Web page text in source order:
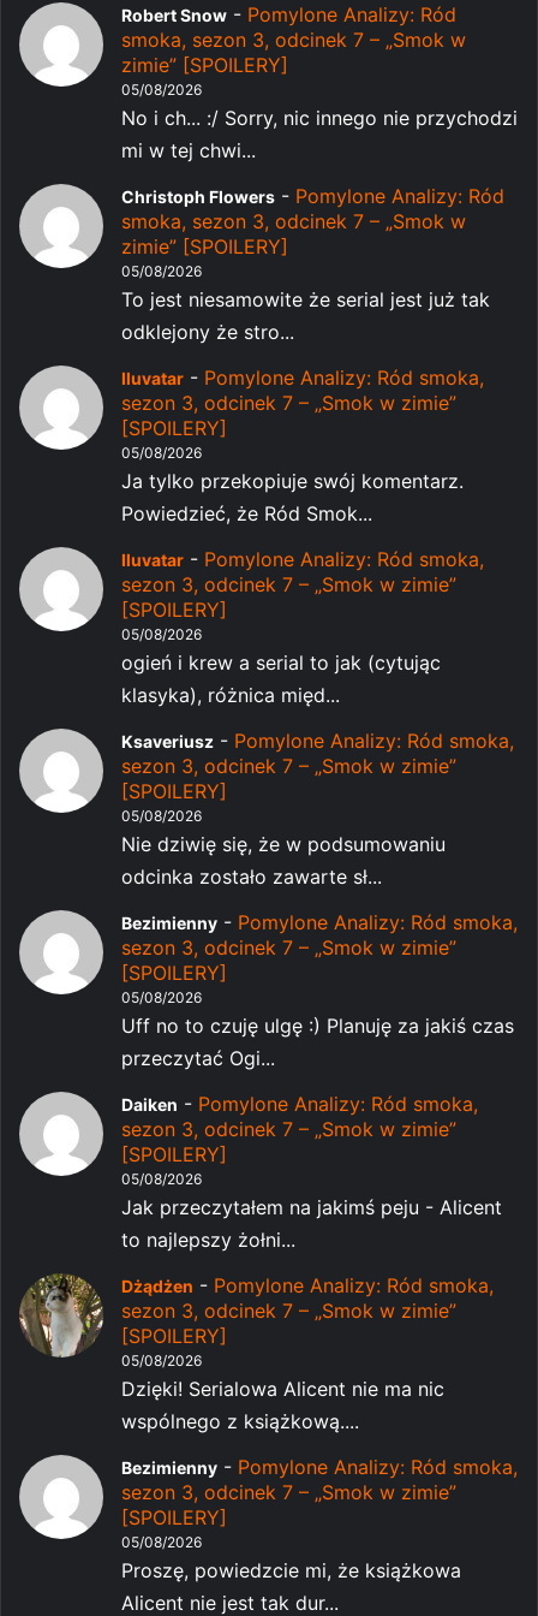
Robert Snow - Pomylone Analizy: Ród
smoka, sezon 3, odcinek 7 – „Smok w
zimie” [SPOILERY]
05/08/2026
No i ch... :/ Sorry, nic innego nie przychodzi
mi w tej chwi...
Christoph Flowers - Pomylone Analizy: Ród
smoka, sezon 3, odcinek 7 – „Smok w
zimie” [SPOILERY]
05/08/2026
To jest niesamowite że serial jest już tak
odklejony że stro...
Iluvatar - Pomylone Analizy: Ród smoka,
sezon 3, odcinek 7 – „Smok w zimie”
[SPOILERY]
05/08/2026
Ja tylko przekopiuje swój komentarz.
Powiedzieć, że Ród Smok...
Iluvatar - Pomylone Analizy: Ród smoka,
sezon 3, odcinek 7 – „Smok w zimie”
[SPOILERY]
05/08/2026
ogień i krew a serial to jak (cytując
klasyka), różnica międ...
Ksaveriusz - Pomylone Analizy: Ród smoka,
sezon 3, odcinek 7 – „Smok w zimie”
[SPOILERY]
05/08/2026
Nie dziwię się, że w podsumowaniu
odcinka zostało zawarte sł...
Bezimienny - Pomylone Analizy: Ród smoka,
sezon 3, odcinek 7 – „Smok w zimie”
[SPOILERY]
05/08/2026
Uff no to czuję ulgę :) Planuję za jakiś czas
przeczytać Ogi...
Daiken - Pomylone Analizy: Ród smoka,
sezon 3, odcinek 7 – „Smok w zimie”
[SPOILERY]
05/08/2026
Jak przeczytałem na jakimś peju - Alicent
to najlepszy żołni...
Dżądżen - Pomylone Analizy: Ród smoka,
sezon 3, odcinek 7 – „Smok w zimie”
[SPOILERY]
05/08/2026
Dzięki! Serialowa Alicent nie ma nic
wspólnego z książkową....
Bezimienny - Pomylone Analizy: Ród smoka,
sezon 3, odcinek 7 – „Smok w zimie”
[SPOILERY]
05/08/2026
Proszę, powiedzcie mi, że książkowa
Alicent nie jest tak dur...